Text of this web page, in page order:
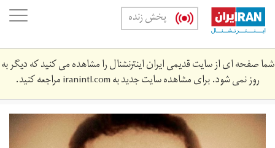
Skip
main
content
پخش زنده
شما صفحه ای از سایت قدیمی ایران اینترنشنال را مشاهده می کنید که دیگر به
روز نمی شود. برای مشاهده سایت جدید بهiranintl.comمراجعه کنید.
sd.jpg